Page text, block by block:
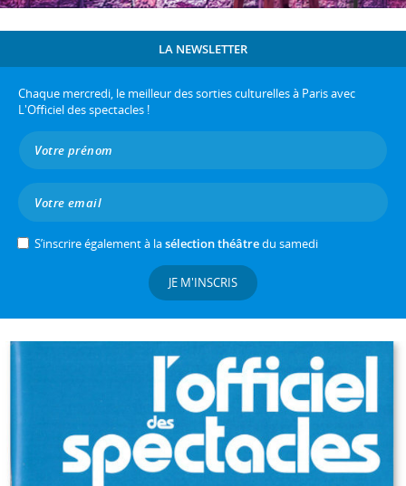
LA NEWSLETTER
Chaque mercredi, le meilleur des sorties culturelles à Paris avec
L'Officiel des spectacles !
S’inscrire également à lasélection théâtredu samedi
JE M'INSCRIS